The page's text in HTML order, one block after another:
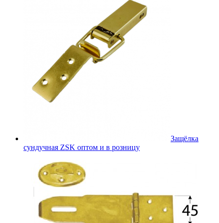
Защёлка
сундучная ZSK оптом и в розницу